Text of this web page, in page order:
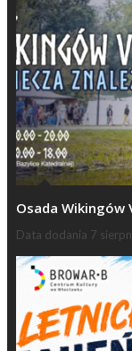
Osada Wikingów
Data dodania 7